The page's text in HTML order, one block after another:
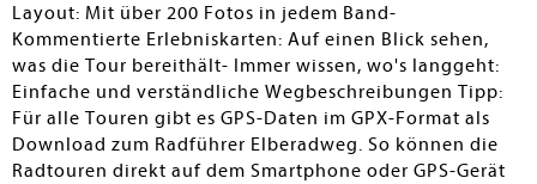
Layout: Mit über 200 Fotos in jedem Band-
Kommentierte Erlebniskarten: Auf einen Blick sehen,
was die Tour bereithält- Immer wissen, wo's langgeht:
Einfache und verständliche Wegbeschreibungen Tipp:
Für alle Touren gibt es GPS-Daten im GPX-Format als
Download zum Radführer Elberadweg. So können die
Radtouren direkt auf dem Smartphone oder GPS-Gerät